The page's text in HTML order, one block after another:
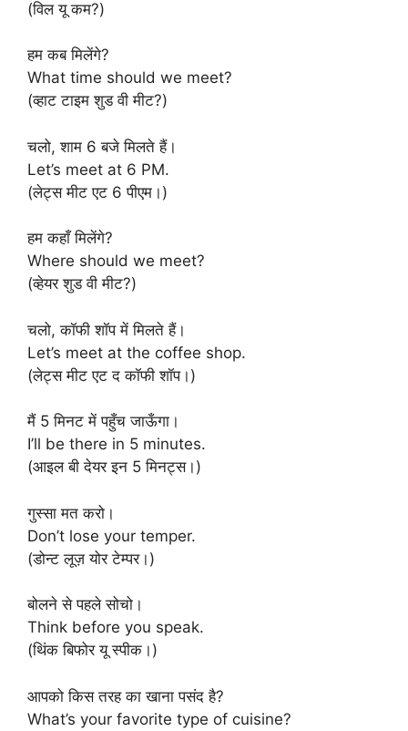
(विल यू कम?)
हम कब मिलेंगे?
What time should we meet?
(व्हाट टाइम शुड वी मीट?)
चलो, शाम 6 बजे मिलते हैं।
Let’s meet at 6 PM.
(लेट्स मीट एट 6 पीएम।)
हम कहाँ मिलेंगे?
Where should we meet?
(व्हेयर शुड वी मीट?)
चलो, कॉफी शॉप में मिलते हैं।
Let’s meet at the coffee shop.
(लेट्स मीट एट द कॉफी शॉप।)
मैं 5 मिनट में पहुँच जाऊँगा।
I’ll be there in 5 minutes.
(आइल बी देयर इन 5 मिनट्स।)
गुस्सा मत करो।
Don’t lose your temper.
(डोन्ट लूज़ योर टेम्पर।)
बोलने से पहले सोचो।
Think before you speak.
(थिंक बिफोर यू स्पीक।)
आपको किस तरह का खाना पसंद है?
What’s your favorite type of cuisine?